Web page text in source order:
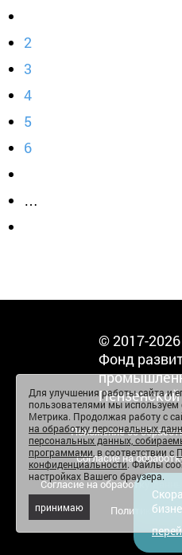
2
3
4
5
6
…
© 2017-2026
Фонд
Положение об
Согласие на
Согласие на обработку
Политика
Для улучшения работы сайта и
пользователями мы
Метрика. Продолжая работу с
на обработку персональных
персональных данных,
программами , в соответствии с
конфиденциальности. Файлы
настройках Вашего браузера.
принимаю